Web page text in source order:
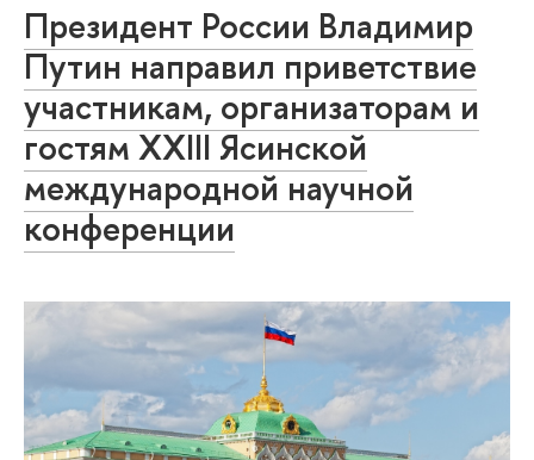
Президент России Владимир
Путин направил приветствие
участникам, организаторам и
гостям XXIII Ясинской
международной научной
конференции